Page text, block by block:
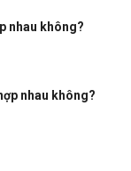
nhau không?
nhau không?